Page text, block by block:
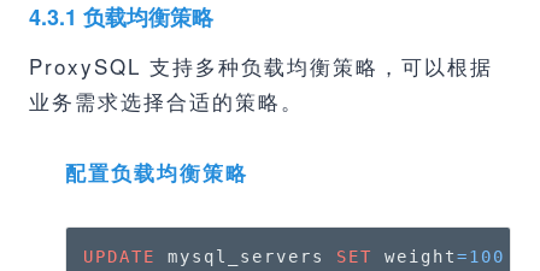
4.3.1 负载均衡策略
ProxySQL 支持多种负载均衡策略，可以根据
业务需求选择合适的策略。
配置负载均衡策略
UPDATE mysql_servers SET weight=100